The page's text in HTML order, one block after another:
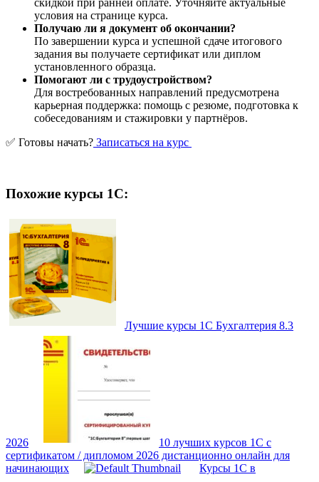
условия на странице курса.
Получаю ли я документ об окончании?
По завершении курса и успешной сдаче итогового
задания вы получаете сертификат или диплом
установленного образца.
Помогают ли с трудоустройством?
Для востребованных направлений предусмотрена
карьерная поддержка: помощь с резюме, подготовка к
собеседованиям и стажировки у партнёров.
✅ Готовы начать? Записаться на курс
Похожие курсы 1С:
Лучшие курсы 1С Бухгалтерия 8.3
2026
10 лучших курсов 1С с
сертификатом / дипломом 2026 дистанционно онлайн для
начинающих
Курсы 1С в